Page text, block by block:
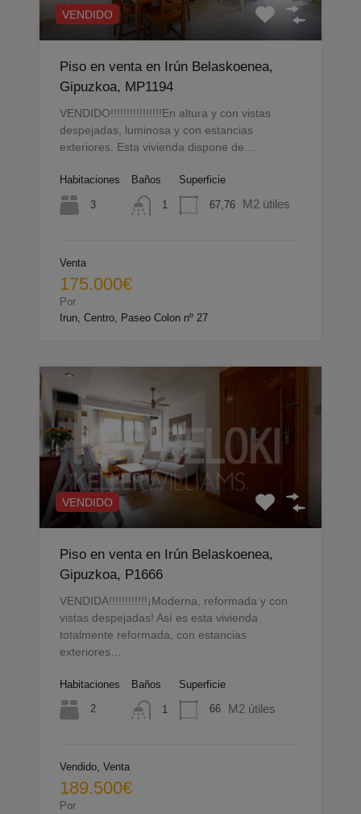
VENDIDO
Piso en venta en Irún Belaskoenea,
Gipuzkoa, MP1194
VENDIDO!!!!!!!!!!!!!!!!En altura y con vistas
despejadas, luminosa y con estancias
exteriores. Esta vivienda dispone de…
Habitaciones
3
Baños
1
Superficie
67,76 M2 útiles
Venta
175.000€
Por
Irun, Centro, Paseo Colon nº 27
VENDIDO
Piso en venta en Irún Belaskoenea,
Gipuzkoa, P1666
VENDIDA!!!!!!!!!!!!¡Moderna, reformada y con
vistas despejadas! Así es esta vivienda
totalmente reformada, con estancias
exteriores…
Habitaciones
2
Baños
1
Superficie
66 M2 útiles
Vendido, Venta
189.500€
Por